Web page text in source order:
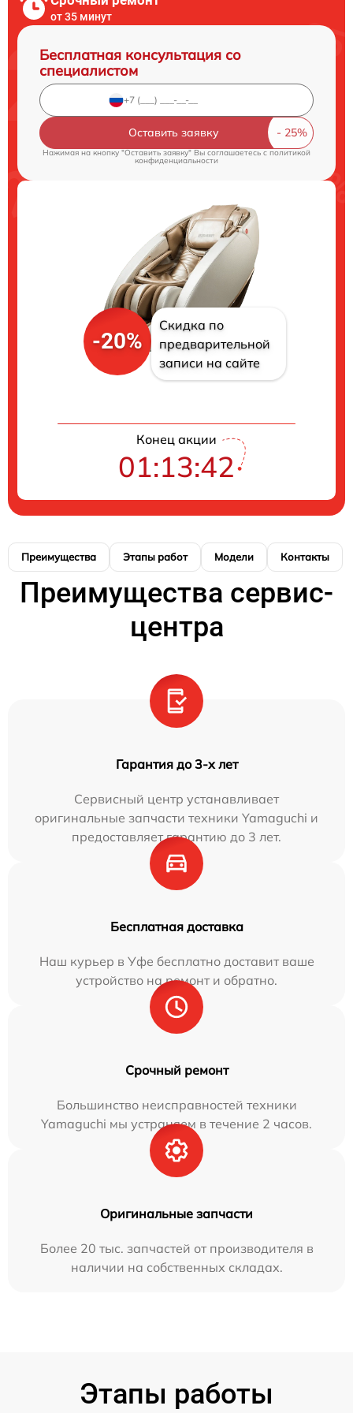
от 35 минут
Бесплатная консультация со
специалистом
Оставить заявку
Нажимая на кнопку "Оставить заявку" Вы соглашаетесь cполитикой
конфиденциальности
-20%
Скидка по
предварительной
записи на сайте
Конец акции
01:13:41
Преимущества Этапы работ Модели Контакты
Преимущества сервис-
центра
Гарантия до 3-х лет
Сервисный центр устанавливает
оригинальные запчасти техники Yamaguchi и
предоставляет гарантию до 3 лет.
Бесплатная доставка
Наш курьер в Уфе бесплатно доставит ваше
устройство на ремонт и обратно.
Срочный ремонт
Большинство неисправностей техники
Yamaguchi мы устраняем в течение 2 часов.
Оригинальные запчасти
Более 20 тыс. запчастей от производителя в
наличии на собственных складах.
Этапы работы